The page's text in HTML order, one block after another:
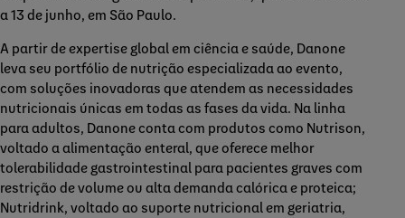
a 13 de junho, em São Paulo.
A partir de expertise global em ciência e saúde, Danone
leva seu portfólio de nutrição especializada ao evento,
com soluções inovadoras que atendem as necessidades
nutricionais únicas em todas as fases da vida. Na linha
para adultos, Danone conta com produtos como Nutrison,
voltado a alimentação enteral, que oferece melhor
tolerabilidade gastrointestinal para pacientes graves com
restrição de volume ou alta demanda calórica e proteica;
Nutridrink, voltado ao suporte nutricional em geriatria,